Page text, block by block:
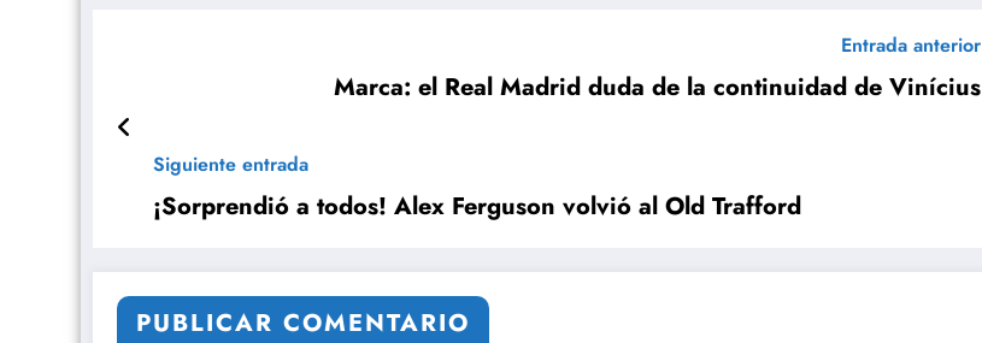
Entrada anterior
Marca: el Real Madrid duda de la continuidad de Vinícius
Siguiente entrada
¡Sorprendió a todos! Alex Ferguson volvió al Old Trafford
PUBLICAR COMENTARIO